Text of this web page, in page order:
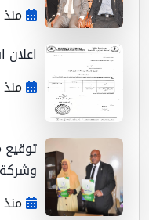
منذ سنة
اعلان
منذ سنة
توقيع
وشركة...
منذ سنة